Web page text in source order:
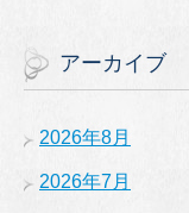
アーカイブ
2026年8月
2026年7月